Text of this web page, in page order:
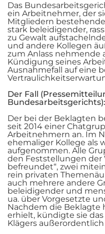
Das
ein Arbeitnehmer, der
Mitgliedern
stark beleidigender,
zu Gewalt
und andere Kollegen
zum Anlass nehmende
Kündigung seines
Ausnahmefall auf eine
Der Fall
Bundesarbeitsgerichts):
Der bei der Beklagten
seit 2014 einer
Arbeitnehmern an. Im
ehemaliger Kollege als
aufgenommen. Alle
den Feststellungen der
befreundet“, zwei
rein privaten
auch mehrere andere
beleidigender und
ua. über Vorgesetzte
Nachdem die Beklagte
erhielt, kündigte sie
Klägers außerordentlich